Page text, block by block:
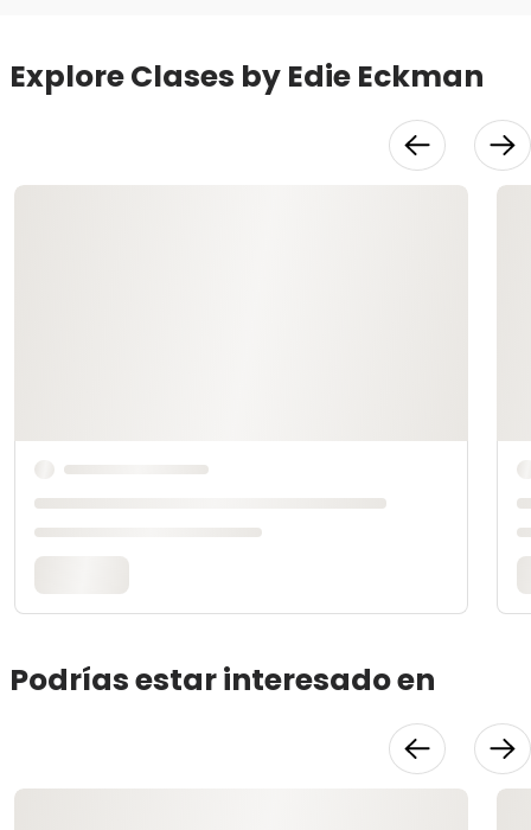
Explore Clases by Edie Eckman
Podrías estar interesado en